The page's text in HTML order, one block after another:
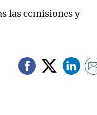
las comisiones y